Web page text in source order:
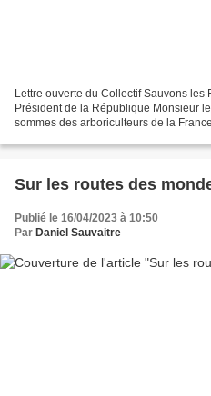
Lettre ouverte du Collectif Sauvons les
Président de la République Monsieur
sommes des arboriculteurs de la France
Sur les routes des
Publié le 16/04/2023 à 10:50
Par Daniel Sauvaitre